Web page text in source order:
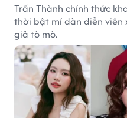
Trấn Thành chính thức
thời bật mí dàn diễn viên
giả tò mò.